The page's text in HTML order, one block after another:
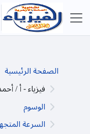
تخطى إلى المحتوى الرئيسي
واجهة جانبية
الصفحة الرئيسية
فيزياء - أ /
الوسوم
السرعة